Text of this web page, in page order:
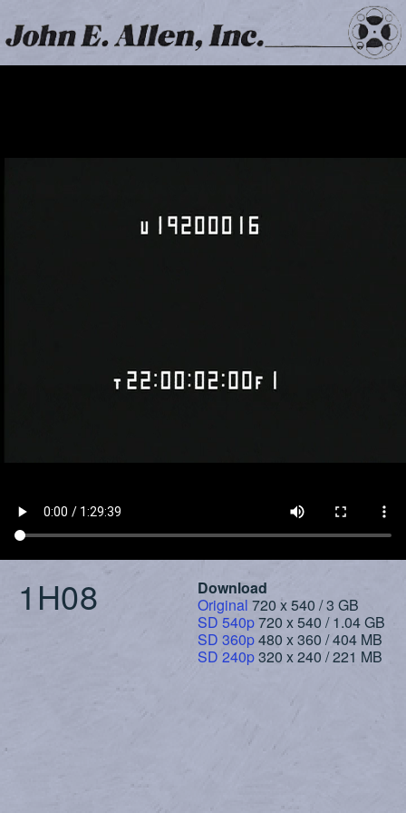
1H08
Download
Original 720 x 540 / 3 GB
SD 540p720 x 540 / 1.04 GB
SD 360p480 x 360 / 404 MB
SD 240p320 x 240 / 221 MB